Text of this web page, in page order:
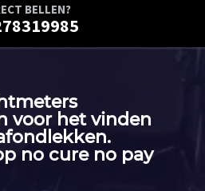
BELLEN?
voor het vinden
no cure no pay